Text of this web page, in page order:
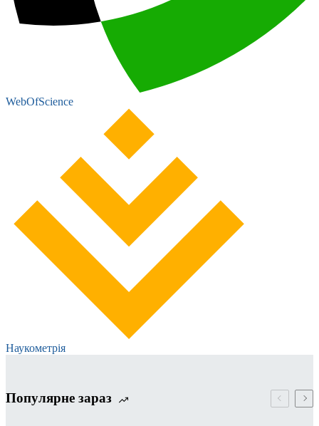
WebOfScience
Наукометрія
Популярне зараз